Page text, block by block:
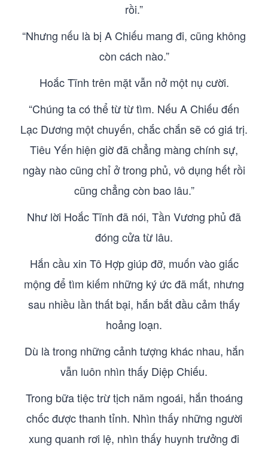
rồi.”
“Nhưng nếu là bị A Chiếu mang đi, cũng không
còn cách nào.”
Hoắc Tĩnh trên mặt vẫn nở một nụ cười.
“Chúng ta có thể từ từ tìm. Nếu A Chiếu đến
Lạc Dương một chuyến, chắc chắn sẽ có giá trị.
Tiêu Yến hiện giờ đã chẳng màng chính sự,
ngày nào cũng chỉ ở trong phủ, vô dụng hết rồi
cũng chẳng còn bao lâu.”
Như lời Hoắc Tĩnh đã nói, Tần Vương phủ đã
đóng cửa từ lâu.
Hắn cầu xin Tô Hợp giúp đỡ, muốn vào giấc
mộng để tìm kiếm những ký ức đã mất, nhưng
sau nhiều lần thất bại, hắn bắt đầu cảm thấy
hoảng loạn.
Dù là trong những cảnh tượng khác nhau, hắn
vẫn luôn nhìn thấy Diệp Chiếu.
Trong bữa tiệc trừ tịch năm ngoái, hắn thoáng
chốc được thanh tỉnh. Nhìn thấy những người
xung quanh rơi lệ, nhìn thấy huynh trưởng đi